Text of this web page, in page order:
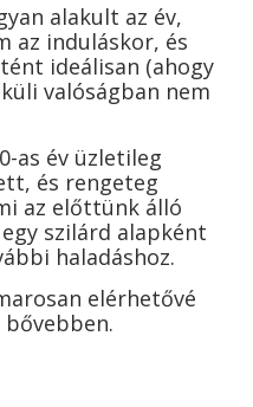
alakult az év,
az induláskor, és
ideálisan (ahogy
valóságban nem
as év üzletileg
és rengeteg
az előttünk álló
egy szilárd alapként
haladáshoz.
elérhetővé